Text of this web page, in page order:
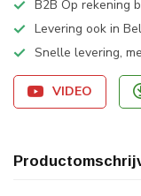
B2B Op rekening
Levering ook in
Snelle levering,
VIDEO